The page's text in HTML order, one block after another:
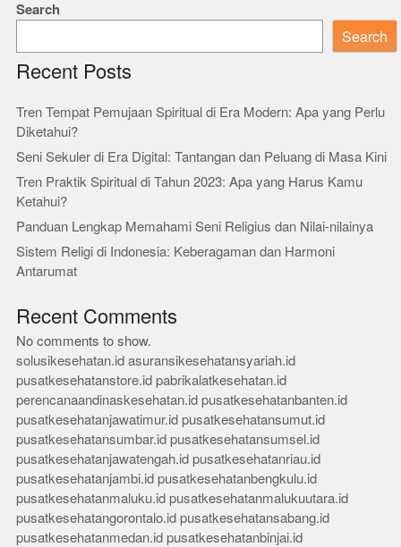
Search
Search
Recent Posts
Tren Tempat Pemujaan Spiritual di Era Modern: Apa yang Perlu
Diketahui?
Seni Sekuler di Era Digital: Tantangan dan Peluang di Masa Kini
Tren Praktik Spiritual di Tahun 2023: Apa yang Harus Kamu
Ketahui?
Panduan Lengkap Memahami Seni Religius dan Nilai-nilainya
Sistem Religi di Indonesia: Keberagaman dan Harmoni
Antarumat
Recent Comments
No comments to show.
solusikesehatan.id asuransikesehatansyariah.id
pusatkesehatanstore.id pabrikalatkesehatan.id
perencanaandinaskesehatan.id pusatkesehatanbanten.id
pusatkesehatanjawatimur.id pusatkesehatansumut.id
pusatkesehatansumbar.id pusatkesehatansumsel.id
pusatkesehatanjawatengah.id pusatkesehatanriau.id
pusatkesehatanjambi.id pusatkesehatanbengkulu.id
pusatkesehatanmaluku.id pusatkesehatanmalukuutara.id
pusatkesehatangorontalo.id pusatkesehatansabang.id
pusatkesehatanmedan.id pusatkesehatanbinjai.id